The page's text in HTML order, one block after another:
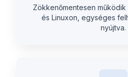
Zökkenőmentesen
és Linuxon, egységes
nyújtva.